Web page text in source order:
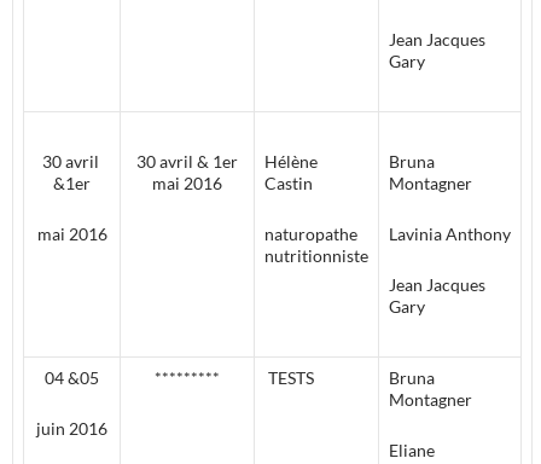
Jean Jacques
Gary
30 avril
&1er
mai 2016
30 avril & 1er
mai 2016
Hélène
Castin
naturopathe
nutritionniste
Bruna
Montagner
Lavinia Anthony
Jean Jacques
Gary
04 &05
juin 2016
********* TESTS
Bruna
Montagner
Eliane